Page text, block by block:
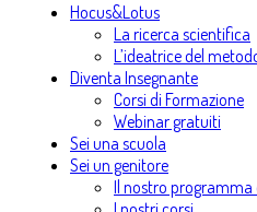
Hocus&Lotus
La ricerca scientifica
L’ideatrice del
Diventa Insegnante
Corsi di Formazione
Webinar gratuiti
Sei una scuola
Sei un genitore
Il nostro programma